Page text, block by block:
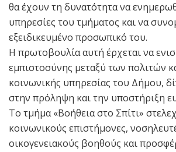
θα έχουν τη δυνατότητα να
υπηρεσίες του τμήματος και να
εξειδικευμένο προσωπικό του.
Η πρωτοβουλία αυτή έρχεται να
εμπιστοσύνης μεταξύ των πολιτών
κοινωνικής υπηρεσίας του Δήμου,
στην πρόληψη και την υποστήριξη
Το τμήμα «Βοήθεια στο Σπίτι»
κοινωνικούς επιστήμονες,
οικογενειακούς βοηθούς και